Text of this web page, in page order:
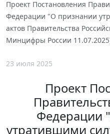
Проект Постановления
Федерации "О признании
актов Правительства
Минцифры России
23 июля 2025
Проект
Федерации
утратившими